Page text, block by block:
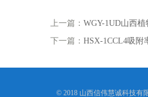
上一篇： WGY-1UD山西
下一篇： HSX-1CCL4吸附
© 2018 山西信伟慧诚科技有